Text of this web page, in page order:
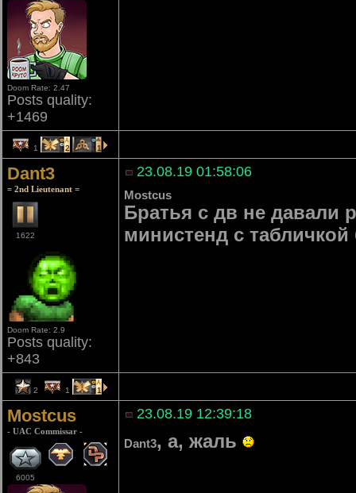
Doom Rate: 2.47
Posts quality:
+1469
1 2 1
Dant3
= 2nd Lieutenant =
1622
Doom Rate: 2.9
Posts quality:
+843
23.08.19 01:58:06
Mostcus
Братья с дв не давали
министенд с
2 1 1
Mostcus
- UAC Commissar -
6005
23.08.19 12:39:18
Dant3, а, жаль